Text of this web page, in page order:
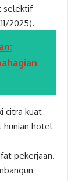
selektif
2025).
citra kuat
hunian hotel
pekerjaan.